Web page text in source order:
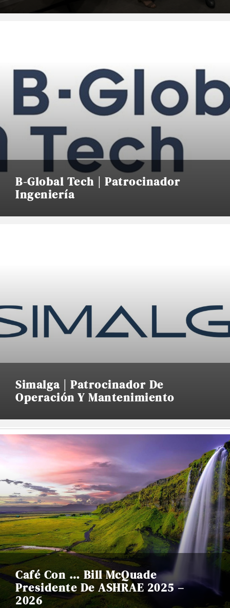
B-Global Tech | Patrocinador
Ingeniería
Simalga | Patrocinador De
Operación Y Mantenimiento
Café Con … Bill McQuade
Presidente De ASHRAE 2025 –
2026